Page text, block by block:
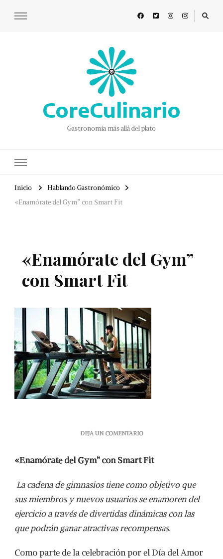
CoreCulinario
Gastronomía más allá del plato
Inicio
Hablando Gastronómico
«Enamórate del Gym” con Smart Fit
«Enamórate del Gym”
con Smart Fit
DEJA UN COMENTARIOEN
GYM”
SMART
FIT
«Enamórate del Gym” con Smart Fit
La cadena de gimnasios tiene como objetivo que
sus miembros y nuevos usuarios se enamoren del
ejercicio a través de divertidas dinámicas con las
que podrán ganar atractivas recompensas.
Como parte de la celebración por el Día del Amor